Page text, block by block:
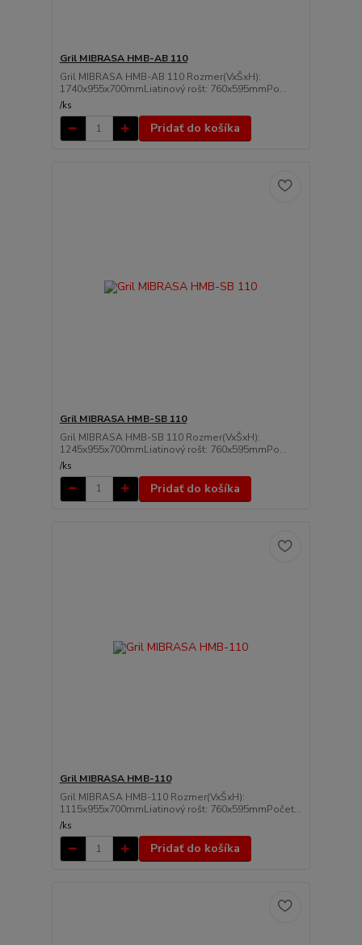
Gril MIBRASA HMB-AB 110
Gril MIBRASA HMB-AB 110 Rozmer(VxŠxH):
1740x955x700mmLiatinový rošt: 760x595mmPo...
/ks
Pridať do košíka
Gril MIBRASA HMB-SB 110
Gril MIBRASA HMB-SB 110 Rozmer(VxŠxH):
1245x955x700mmLiatinový rošt: 760x595mmPo...
/ks
Pridať do košíka
Gril MIBRASA HMB-110
Gril MIBRASA HMB-110 Rozmer(VxŠxH):
1115x955x700mmLiatinový rošt: 760x595mmPočet...
/ks
Pridať do košíka